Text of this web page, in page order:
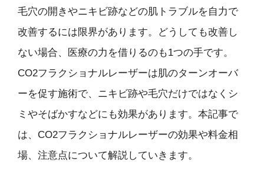
毛穴の開きやニキビ跡などの肌トラブルを自力で
改善するには限界があります。どうしても改善し
ない場合、医療の力を借りるのも1つの手です。
CO2フラクショナルレーザーは肌のターンオーバ
ーを促す施術で、ニキビ跡や毛穴だけではなくシ
ミやそばかすなどにも効果があります。本記事で
は、CO2フラクショナルレーザーの効果や料金相
場、注意点について解説していきます。